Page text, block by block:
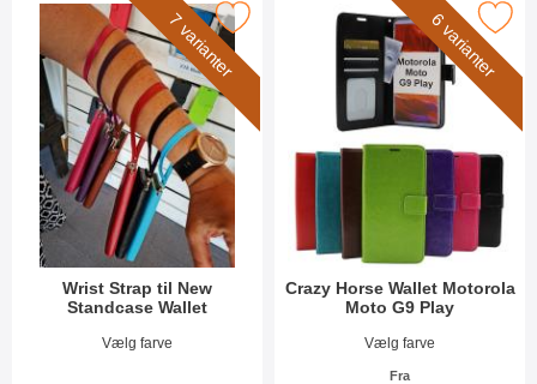
7 varianter
Wrist Strap til New
Standcase Wallet
Varenr 40789Vælg farve
wrist Strap til New Standcase Wallet som favorit6 varianter
Crazy Horse Wallet Motorola
Moto G9 Play
Varenr 38424Vælg farve
Fra
Marker crazy Horse Wallet